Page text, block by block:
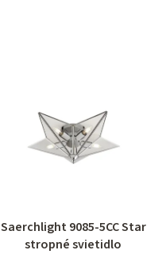
Saerchlight 9085-5CC Star
stropné svietidlo